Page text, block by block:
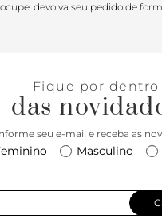
devolva seu pedido de
Fique por dentro
das
seu e-mail e receba as
Masculino